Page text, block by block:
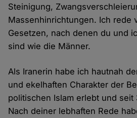
Steinigung,
Massenhinrichtungen. Ich rede
Gesetzen, nach denen du und
sind wie die Männer.
Als Iranerin habe ich hautnah
und ekelhaften Charakter der
politischen Islam erlebt und seit
Nach deiner lebhaften Rede